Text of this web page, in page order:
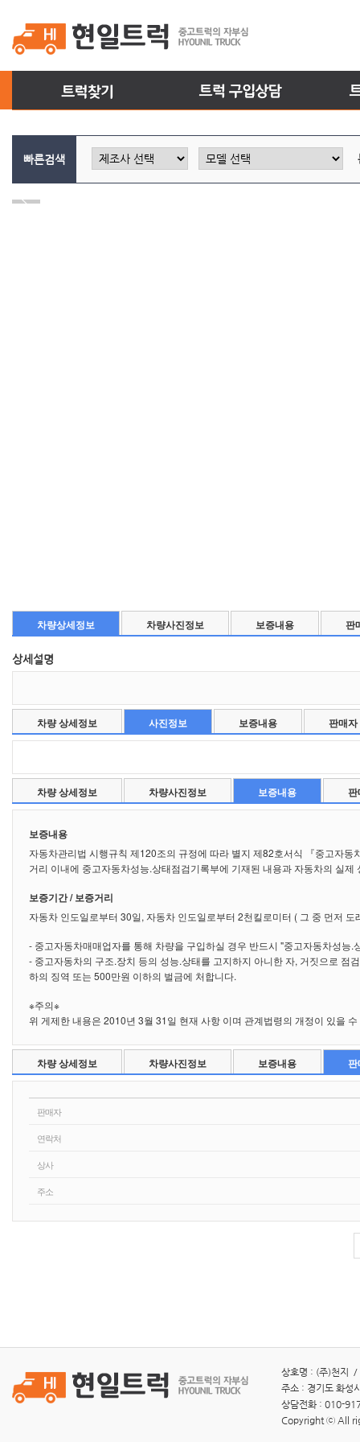
빠른검색
차량상세정보 차량사진정보 보증내용 판
상세설명
차량 상세정보 사진정보 보증내용 판매
차량 상세정보 차량사진정보 보증내용 판
보증내용
자동차관리법 시행규칙 제120조의 규정에 따라 별지 제82호서식 『중고자
거리 이내에 중고자동차성능.상태점검기록부에 기재된 내용과 자동차의 실
보증기간 / 보증거리
자동차 인도일로부터 30일, 자동차 인도일로부터 2천킬로미터 ( 그 중 먼저 도
- 중고자동차매매업자를 통해 차량을 구입하실 경우 반드시 "중고자동차성
- 중고자동차의 구조.장치 등의 성능.상태를 고지하지 아니한 자, 거짓으로
하의 징역 또는 500만원 이하의 벌금에 처합니다.
※주의※
위 게제한 내용은 2010년 3월 31일 현재 사항 이며 관계법령의 개정이 있을
차량 상세정보 차량사진정보 보증내용 판
판매자
연락처
상사
주소
상호명 : (주)천지
주소 : 경기도 화성
상담전화 : 010-
Copyright ⓒ All